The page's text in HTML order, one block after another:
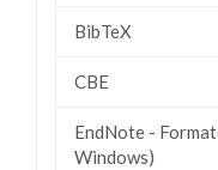
BibTeX
CBE
EndNote -
Windows)